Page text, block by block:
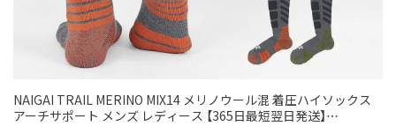
NAIGAI TRAIL MERINO MIX14 メリノウール混 着圧ハイソックス
アーチサポート メンズ レディース 【365日最短翌日発送】